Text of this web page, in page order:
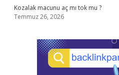
Kozalak macunu aç mı tok mu ?
Temmuz 26, 2026